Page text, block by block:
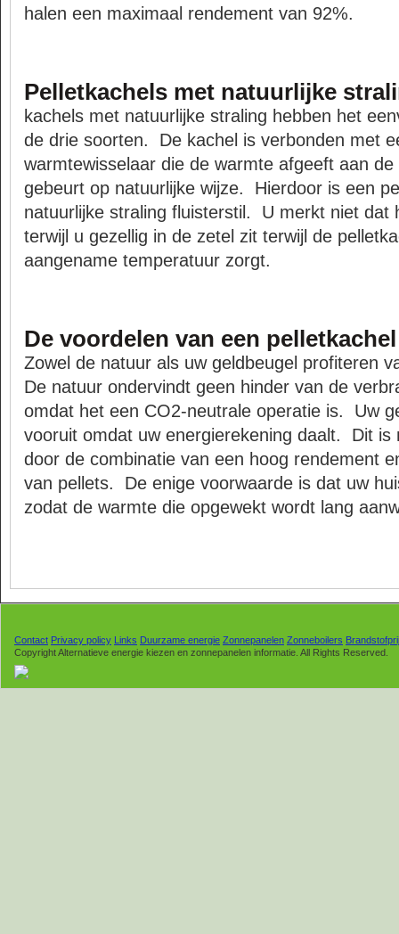
halen een maximaal rendement van 92%.
Pelletkachels met natuurlijke
kachels met natuurlijke straling hebben het
de drie soorten. De kachel is verbonden met
warmtewisselaar die de warmte afgeeft aan
gebeurt op natuurlijke wijze. Hierdoor is een
natuurlijke straling fluisterstil. U merkt niet dat
terwijl u gezellig in de zetel zit terwijl de
aangename temperatuur zorgt.
De voordelen van een pelletkachel
Zowel de natuur als uw geldbeugel profiteren
De natuur ondervindt geen hinder van de
omdat het een CO2-neutrale operatie is. Uw
vooruit omdat uw energierekening daalt. Dit is
door de combinatie van een hoog rendement
van pellets. De enige voorwaarde is dat uw
zodat de warmte die opgewekt wordt lang
Contact Privacy policy Links Duurzame energie Zonnepanelen Zonneboilers
Copyright Alternatieve energie kiezen en zonnepanelen informatie. All Rights Reserved.